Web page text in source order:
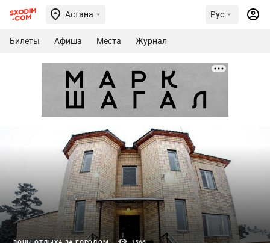
Астана Рус
Билеты Афиша Места Журнал